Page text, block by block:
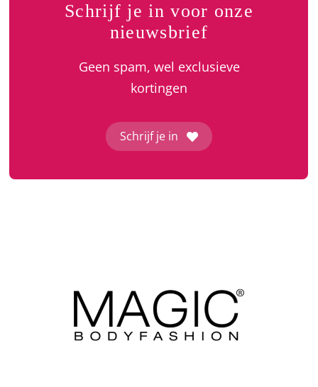
Schrijf je in voor onze
nieuwsbrief
Geen spam, wel exclusieve
kortingen
Schrijf je in